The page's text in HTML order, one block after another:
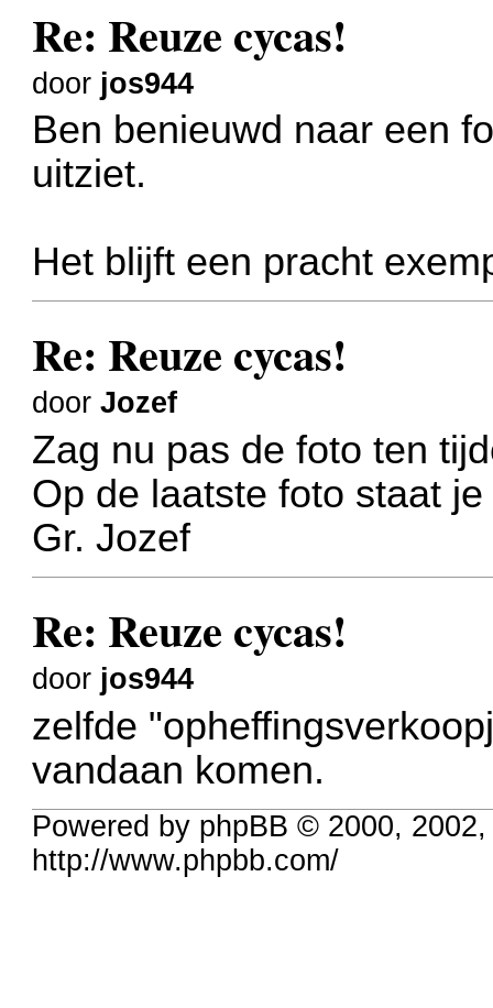
Re: Reuze cycas!
door jos944
Ben benieuwd naar een
uitziet.
Het blijft een pracht
Re: Reuze cycas!
doorJozef
Zag nu pas de foto ten
Op de laatste foto staat
Gr. Jozef
Re: Reuze cycas!
door jos944
zelfde
vandaan komen.
Powered by phpBB © 2000,
http://www.phpbb.com/